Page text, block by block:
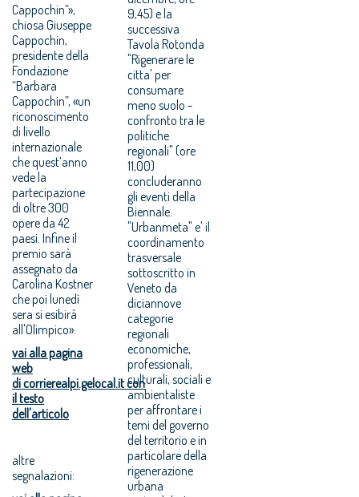
Cappochin”»,
chiosa Giuseppe
Cappochin,
presidente della
Fondazione
“Barbara
Cappochin”, «un
riconoscimento
di livello
internazionale
che quest’anno
vede la
partecipazione
di oltre 300
opere da 42
paesi. Infine il
premio sarà
assegnato da
Carolina Kostner
che poi lunedì
sera si esibirà
all'Olimpico».
vai alla pagina
web
di corrierealpi.gelocal.it con
il testo
dell'articolo
altre
segnalazioni:
9,45) e la
successiva
Tavola Rotonda
"Rigenerare le
citta' per
consumare
meno suolo -
confronto tra le
politiche
regionali" (ore
11,00)
concluderanno
gli eventi della
Biennale.
"Urbanmeta" e' il
coordinamento
trasversale
sottoscritto in
Veneto da
diciannove
categorie
regionali
economiche,
professionali,
culturali, sociali e
ambientaliste
per affrontare i
temi del governo
del territorio e in
particolare della
rigenerazione
urbana